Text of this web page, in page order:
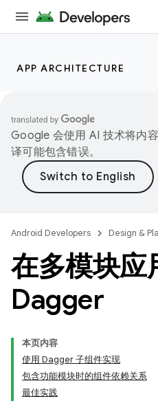
APP ARCHITECTURE
Google 会使用 AI 技术将内
译可能包含错误。
Android Developers Design &
在多模块应
Dagger
本页内容
使用 Dagger 子组件实现
包含功能模块时的组件依赖关系
最佳实践